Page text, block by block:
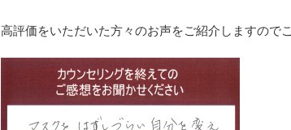
高評価をいただいた方々のお声をご紹介しますので